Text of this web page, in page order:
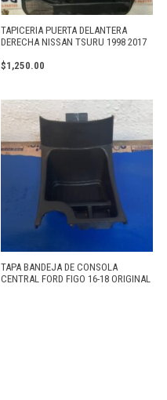
TAPICERIA PUERTA DELANTERA
DERECHA NISSAN TSURU 1998 2017
$1,250.00
TAPA BANDEJA DE CONSOLA
CENTRAL FORD FIGO 16-18 ORIGINAL